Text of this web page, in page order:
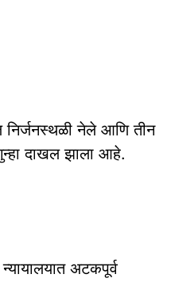
निर्जनस्थळी नेले आणि तीन
दाखल झाला आहे.
अटकपूर्व